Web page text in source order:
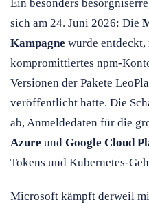
Ein besonders
sich am 24. Juni 2026: Die
Kampagne wurde entdeckt,
kompromittiertes npm-
Versionen der Pakete
veröffentlicht hatte. Die
ab, Anmeldedaten für die
Azure und Google Cloud
Tokens und Kubernetes-
Microsoft kämpft derweil